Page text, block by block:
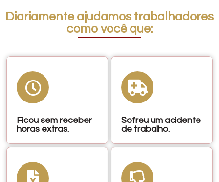
Diariamente ajudamos trabalhadores
como você que:
Ficou sem receber
horas extras.
Sofreu um acidente
de trabalho.